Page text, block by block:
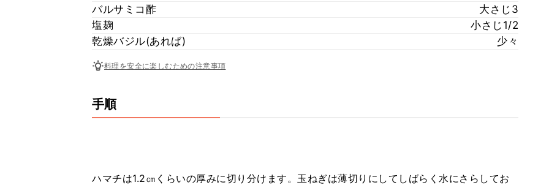
バルサミコ酢
大さじ3
塩麹
小さじ1/2
乾燥バジル(あれば)
少々
料理を安全に楽しむための注意事項
手順
ハマチは1.2㎝くらいの厚みに切り分けます。玉ねぎは薄切りにしてしばらく水にさらしてお